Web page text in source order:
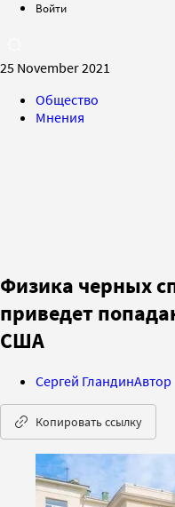
Войти
25 November 2021
Общество
Мнения
Физика черных
приведет
США
Сергей ГландинАвтор
Копировать ссылку